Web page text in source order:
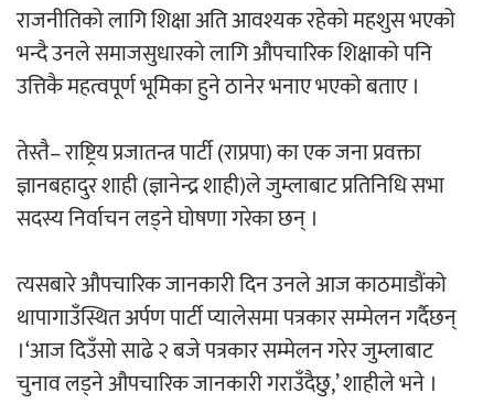
अर्जुन चन्द्रको ‘संवेदनाका प्रतिध्वनि’
मुक्तकसङ्ग्रह लोकार्पण
‘दुर्गा’ निर्माण गर्दै सम्राट
राजनीतिको लागि शिक्षा अति आवश्यक रहेको महशुस भएको
भन्दै उनले समाजसुधारको लागि औपचारिक शिक्षाको पनि
उत्तिकै महत्वपूर्ण भूमिका हुने ठानेर भनाए भएको बताए ।
तेस्तै– राष्ट्रिय प्रजातन्त्र पार्टी (राप्रपा) का एक जना प्रवक्ता
ज्ञानबहादुर शाही (ज्ञानेन्द्र शाही)ले जुम्लाबाट प्रतिनिधि सभा
सदस्य निर्वाचन लड्ने घोषणा गरेका छन् ।
त्यसबारे औपचारिक जानकारी दिन उनले आज काठमाडौंको
थापागाउँस्थित अर्पण पार्टी प्यालेसमा पत्रकार सम्मेलन गर्दैछन्
।‘आज दिउँसो साढे २ बजे पत्रकार सम्मेलन गरेर जुम्लाबाट
चुनाव लड्ने औपचारिक जानकारी गराउँदैछु,’ शाहीले भने ।